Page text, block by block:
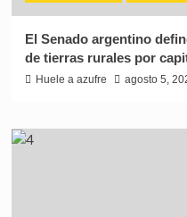
El Senado argentino
de tierras rurales por
Huele a azufre agosto 5,